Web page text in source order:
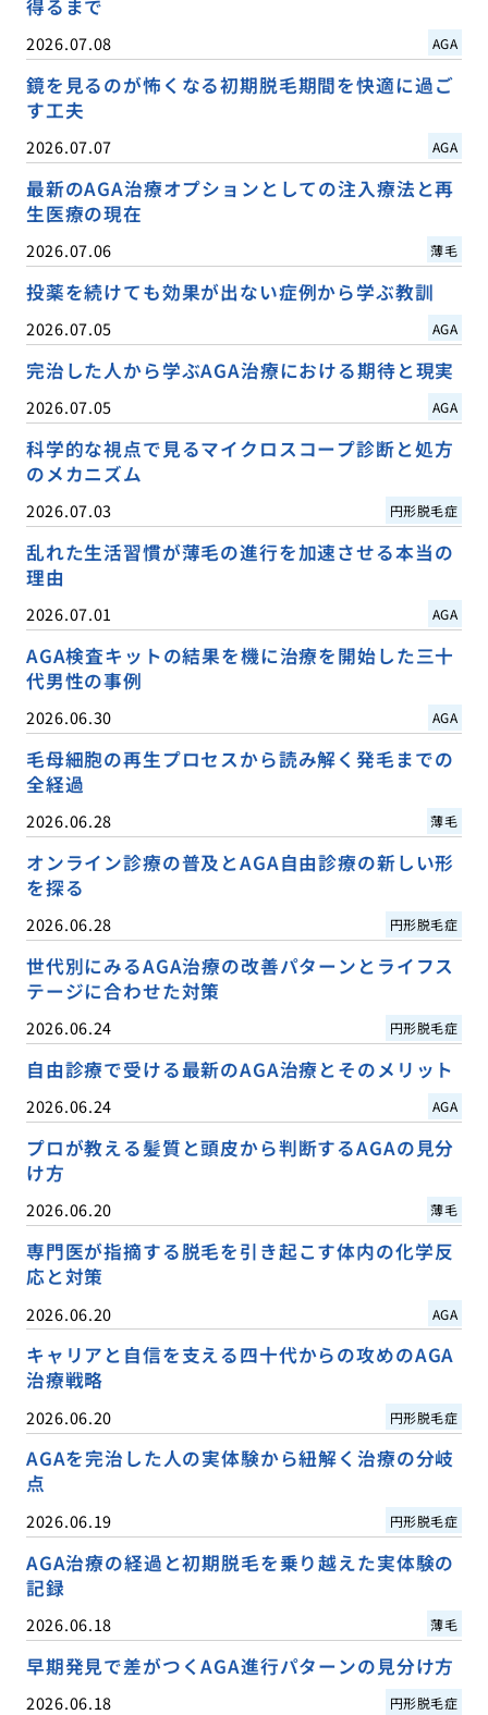
得るまで
2026.07.08 AGA
鏡を見るのが怖くなる初期脱毛期間を快適に過ご
す工夫
2026.07.07 AGA
最新のAGA治療オプションとしての注入療法と再
生医療の現在
2026.07.06 薄毛
投薬を続けても効果が出ない症例から学ぶ教訓
2026.07.05 AGA
完治した人から学ぶAGA治療における期待と現実
2026.07.05 AGA
科学的な視点で見るマイクロスコープ診断と処方
のメカニズム
2026.07.03 円形脱毛症
乱れた生活習慣が薄毛の進行を加速させる本当の
理由
2026.07.01 AGA
AGA検査キットの結果を機に治療を開始した三十
代男性の事例
2026.06.30 AGA
毛母細胞の再生プロセスから読み解く発毛までの
全経過
2026.06.28 薄毛
オンライン診療の普及とAGA自由診療の新しい形
を探る
2026.06.28 円形脱毛症
世代別にみるAGA治療の改善パターンとライフス
テージに合わせた対策
2026.06.24 円形脱毛症
自由診療で受ける最新のAGA治療とそのメリット
2026.06.24 AGA
プロが教える髪質と頭皮から判断するAGAの見分
け方
2026.06.20 薄毛
専門医が指摘する脱毛を引き起こす体内の化学反
応と対策
2026.06.20 AGA
キャリアと自信を支える四十代からの攻めのAGA
治療戦略
2026.06.20 円形脱毛症
AGAを完治した人の実体験から紐解く治療の分岐
点
2026.06.19 円形脱毛症
AGA治療の経過と初期脱毛を乗り越えた実体験の
記録
2026.06.18 薄毛
早期発見で差がつくAGA進行パターンの見分け方
2026.06.18 円形脱毛症